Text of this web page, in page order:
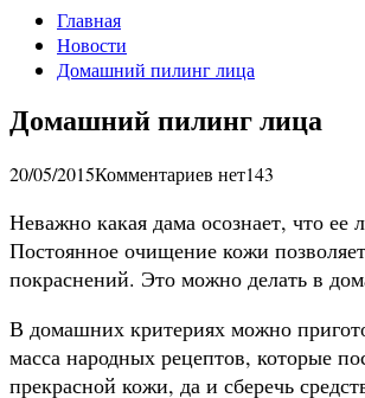
Главная
Новости
Домашний пилинг лица
Домашний пилинг лица
20/05/2015Комментариев нет143
Неважно какая дама осознает, что ее
Постоянное очищение кожи
покраснений. Это можно делать в
В домашних критериях можно
масса народных рецептов, которые
прекрасной кожи, да и сберечь